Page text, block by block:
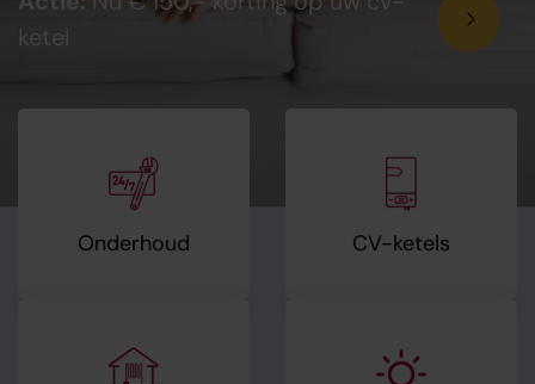
ketel
Onderhoud CV-ketels